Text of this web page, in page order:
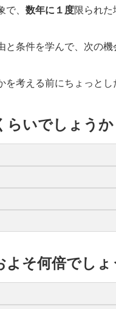
で、 数年に１度限られた
と条件を学んで、次の
考える前にちょっとし
らいでしょうか
よそ何倍でしょ